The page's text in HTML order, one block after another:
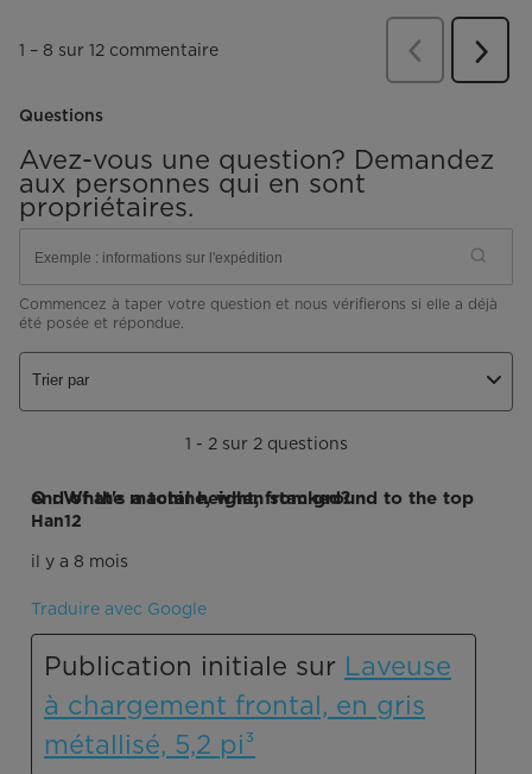
1 – 8 sur 12 commentaire Précédent
Questions
Avez-vous une question? Demandez
aux personnes qui en sont
propriétaires.
Commencez à taper votre question et nous vérifierons si elle a déjà
été posée et répondue.
1 - 2 sur 2 questions
Trier par
Q : What's a total height, from ground to the top end of the machine, when stacked?
Han12
il y a 8 mois
Traduire avec Google
Publication initiale sur Laveuse
à chargement frontal, en gris
métallisé, 5,2 pi³